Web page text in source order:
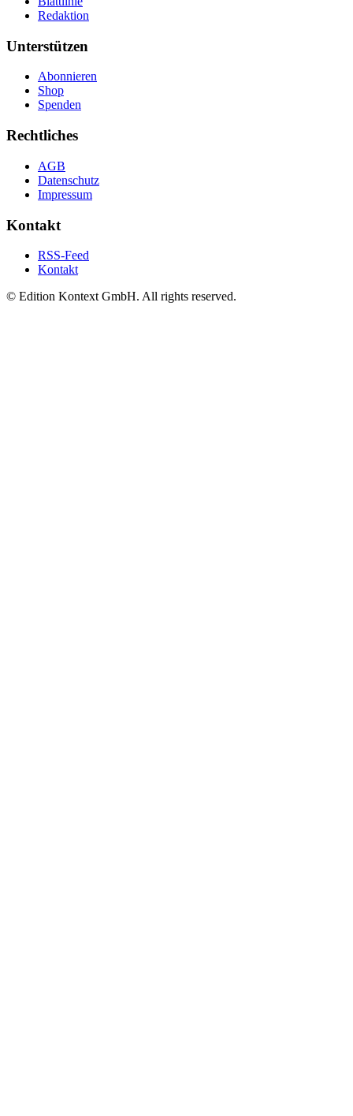
Redaktion
Unterstützen
Abonnieren
Shop
Spenden
Rechtliches
AGB
Datenschutz
Impressum
Kontakt
RSS-Feed
Kontakt
© Edition Kontext GmbH. All rights reserved.